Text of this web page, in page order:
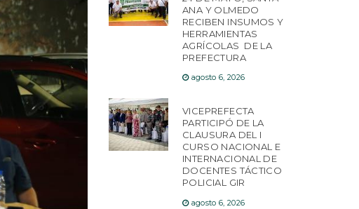
ANA Y OLMEDO
RECIBEN INSUMOS Y
HERRAMIENTAS
AGRÍCOLAS DE LA
PREFECTURA
agosto 6, 2026
VICEPREFECTA
PARTICIPÓ DE LA
CLAUSURA DEL I
CURSO NACIONAL E
INTERNACIONAL DE
DOCENTES TÁCTICO
POLICIAL GIR
agosto 6, 2026